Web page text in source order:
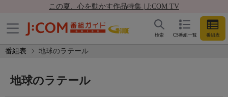
この夏、心を動かす作品特集 | J:COM TV
CS番組一覧 番組表
検索
番組表 地球のラテール
地球のラテール